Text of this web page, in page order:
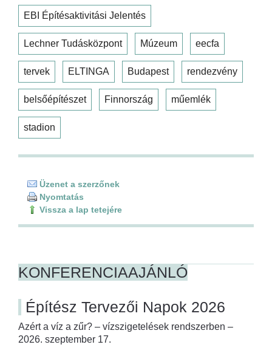
EBI Építésaktivitási Jelentés
Lechner Tudásközpont Múzeum eecfa
tervek ELTINGA Budapest rendezvény
belsőépítészet Finnország műemlék
stadion
Üzenet a szerzőnek
Nyomtatás
Vissza a lap tetejére
KONFERENCIAAJÁNLÓ
Építész Tervezői Napok 2026
Azért a víz a zűr? – vízszigetelések rendszerben –
2026. szeptember 17.